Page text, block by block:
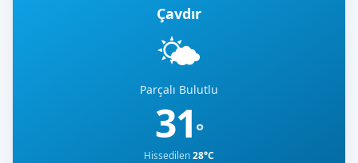
Çavdır
🌤️
Parçalı Bulutlu
31°
Hissedilen28°C